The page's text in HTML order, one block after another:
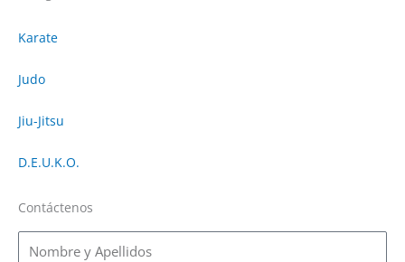
Karate
Judo
Jiu-Jitsu
D.E.U.K.O.
Contáctenos